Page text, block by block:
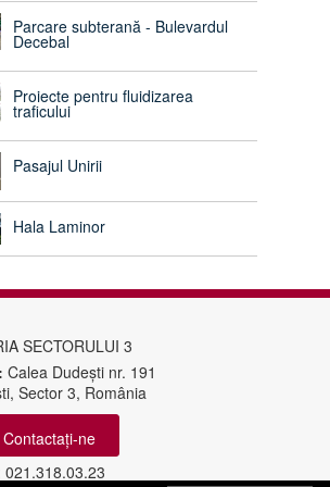
Parcare subterană - Bulevardul
Decebal
Proiecte pentru fluidizarea
traficului
Pasajul Unirii
Hala Laminor
SECTORULUI 3
Calea Dudeşti nr. 191
Sector 3, România
Contactați-ne
021.318.03.23